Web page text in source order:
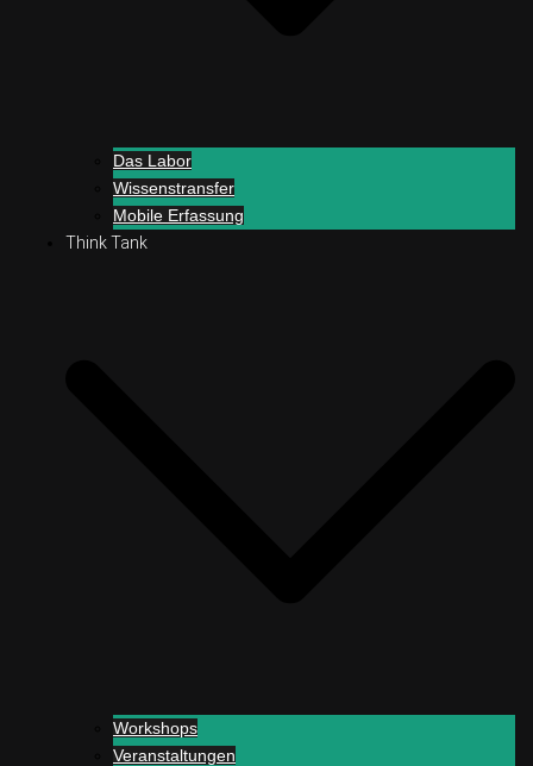
Das Labor
Wissenstransfer
Mobile Erfassung
Think Tank
Workshops
Veranstaltungen